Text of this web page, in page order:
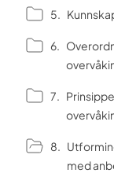
med